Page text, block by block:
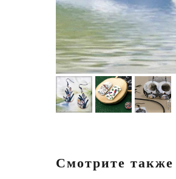
Смотрите также